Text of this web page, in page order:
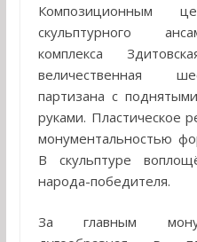
Композиционным
скульптурного
комплекса
величественная
партизана с
руками. Пластическое
монументальностью
В скульптуре
народа-победителя.
За главным